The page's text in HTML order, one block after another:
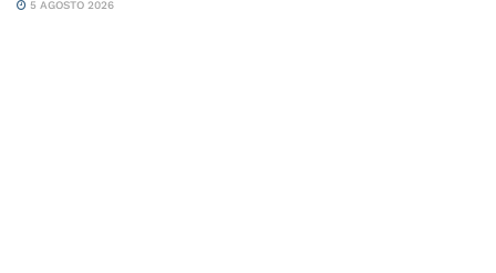
5 AGOSTO 2026